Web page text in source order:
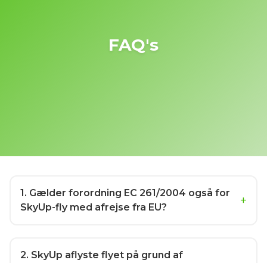
FAQ's
1. Gælder forordning EC 261/2004 også for
SkyUp-fly med afrejse fra EU?
2. SkyUp aflyste flyet på grund af